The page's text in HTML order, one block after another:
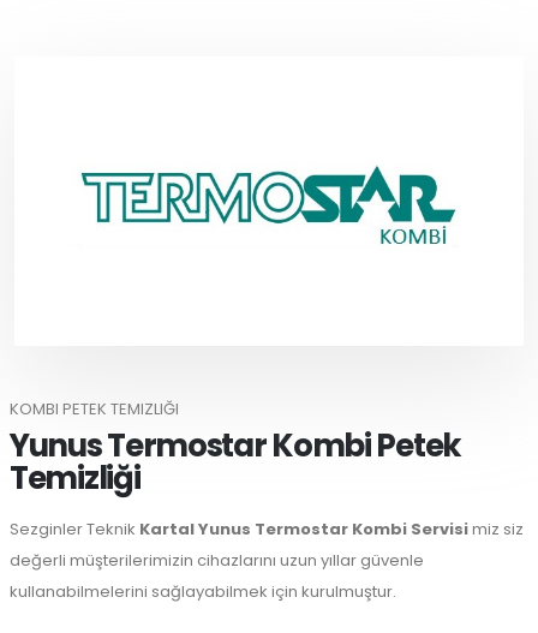
KOMBI PETEK TEMIZLIĞI
Yunus Termostar Kombi Petek
Temizliği
Sezginler Teknik Kartal Yunus Termostar Kombi Servisimiz siz
değerli müşterilerimizin cihazlarını uzun yıllar güvenle
kullanabilmelerini sağlayabilmek için kurulmuştur.